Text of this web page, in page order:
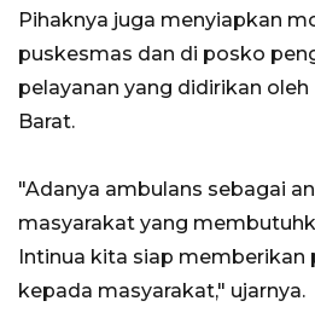
Pihaknya juga menyiapkan
puskesmas dan di posko
pelayanan yang didirikan
Barat.
"Adanya ambulans sebagai
masyarakat yang
Intinua kita siap memberikan
kepada masyarakat," ujarnya.